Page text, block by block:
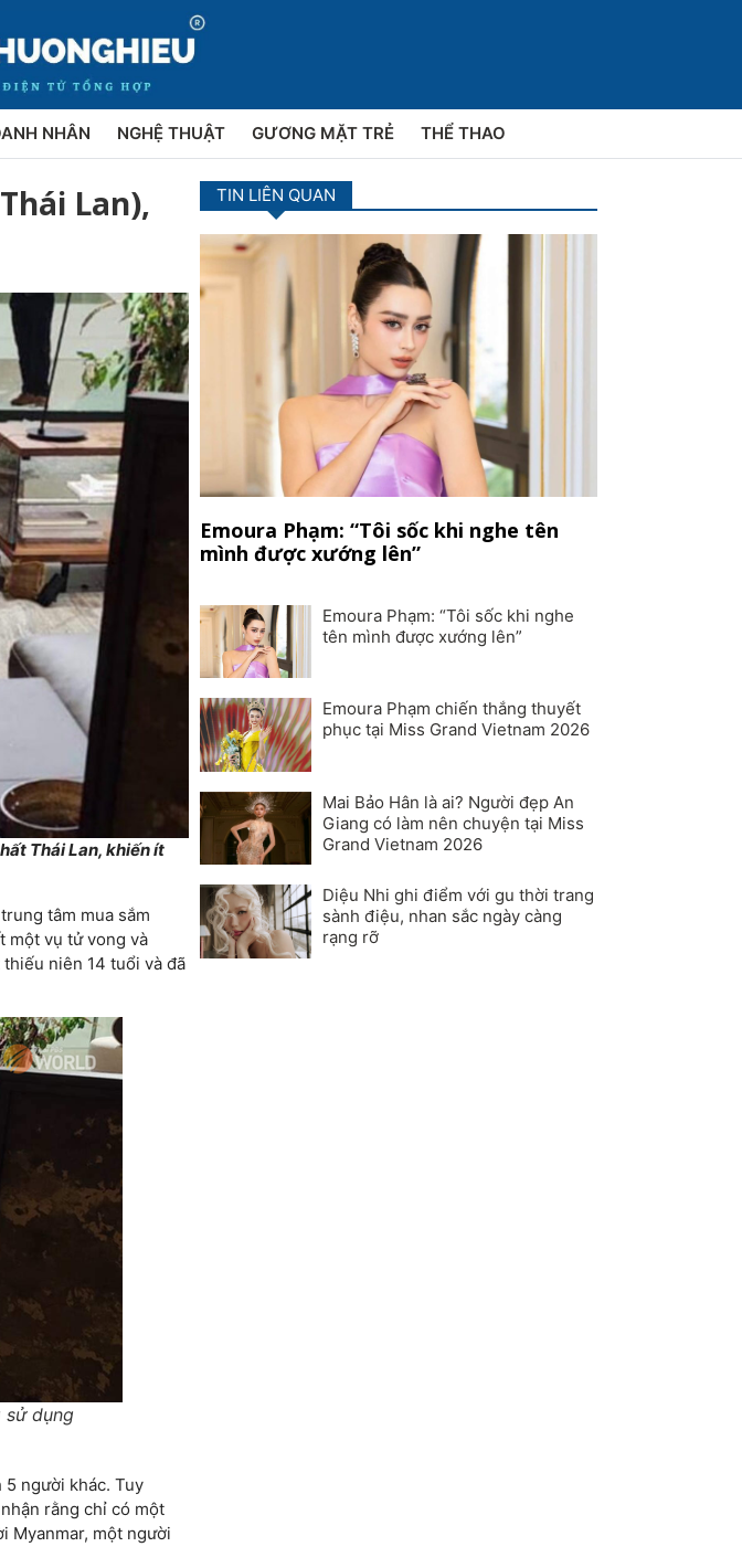
NHÂN NGHỆ THUẬT GƯƠNG MẶT TRẺ THỂ THAO
Lan),
Thái Lan, khiến ít
tâm mua sắm
một vụ tử vong và
niên 14 tuổi và đã
sử dụng
5 người khác. Tuy
rằng chỉ có một
Myanmar, một người
TIN LIÊN QUAN
Emoura Phạm: “Tôi sốc khi nghe tên
mình được xướng lên”
Emoura Phạm: “Tôi sốc khi nghe
tên mình được xướng lên”
Emoura Phạm chiến thắng thuyết
phục tại Miss Grand Vietnam 2026
Mai Bảo Hân là ai? Người đẹp An
Giang có làm nên chuyện tại Miss
Grand Vietnam 2026
Diệu Nhi ghi điểm với gu thời trang
sành điệu, nhan sắc ngày càng
rạng rỡ